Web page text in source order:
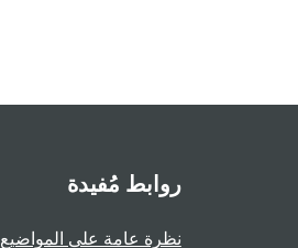
روابط مُفيدة
نظرة عامة على المواضيع